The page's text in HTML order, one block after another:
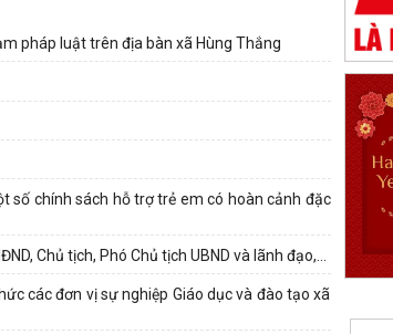
pháp luật trên địa bàn xã Hùng Thắng
số chính sách hỗ trợ trẻ em có hoàn cảnh đặc
Chủ tịch, Phó Chủ tịch UBND và lãnh đạo,...
các đơn vị sự nghiệp Giáo dục và đào tạo xã